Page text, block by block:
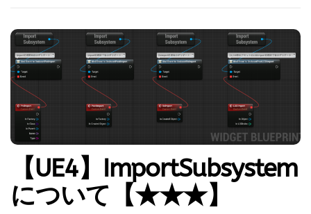
【UE4】ImportSubsystem
について【★★★】